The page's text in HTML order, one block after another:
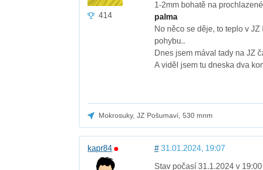
414
1-2mm bohatě na
palma
No něco se děje, to teplo v
pohybu..
Dnes jsem mával tady na JZ
A viděl jsem tu dneska dva
Mokrosuky, JZ Pošumaví, 530 mnm
kapr84 #31.01.2024, 19:07
Stav počasí 31.1.2024 v